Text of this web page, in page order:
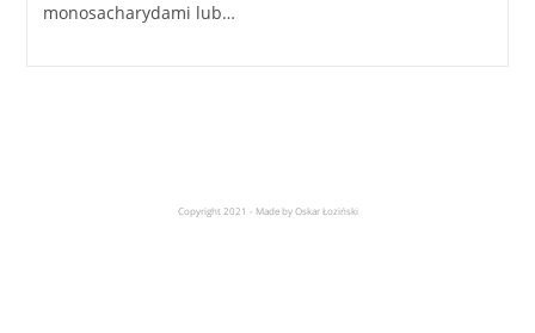
monosacharydami lub…
Copyright 2021 - Made by Oskar Łoziński